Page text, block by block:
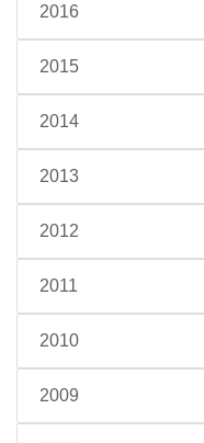
2016
2015
2014
2013
2012
2011
2010
2009